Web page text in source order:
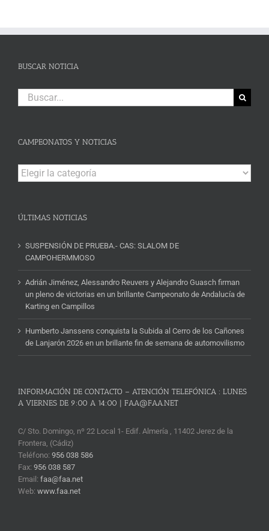
BUSCAR NOTICIA
Buscar:
CAMPEONATOS Y NOTICIAS
Campeonatos
y
ÚLTIMAS NOTICIAS
SUSPENSIÓN DE PRUEBA.- CAS: SLALOM DE
CAMPOHERMMOSO
Adrián Jiménez, Alessandro Reuvers y Alejandro Guasch firman
un pleno de victorias en un brillante Campeonato de Andalucía de
Karting en Campillos
Humberto Janssens conquista la Subida al Cerro de los Cañones
de Lanjarón 2026 en un brillante fin de semana de automovilismo
INFORMACIÓN DE CONTACTO – ATENCIÓN TELEFÓNICA : LUNES
A VIERNES DE 9:00 A 14:00 | FAA@FAA.NET
C/ Sto. Domingo, nº 22 Local 1- Edif. Almería , 11402 Jerez de la
Frontera, (Cádiz)
Teléfono: 956 038 586
Fax: 956 038 587
Email: faa@faa.net
Web: www.faa.net